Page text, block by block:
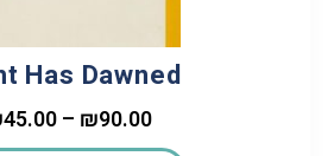
Has Dawned
45.00 – ₪90.00